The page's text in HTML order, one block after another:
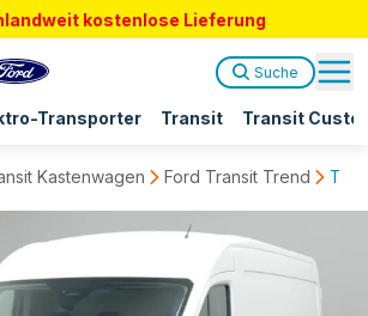
kostenlose Lieferung
Transporter Transit Transit
Suche
Kastenwagen Ford Transit Trend